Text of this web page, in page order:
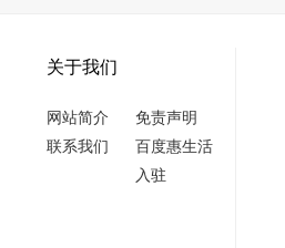
关于我们
网站简介
免责声明
联系我们
百度惠生活
入驻